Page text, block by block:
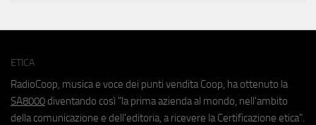
ETICA
RadioCoop, musica e voce dei punti vendita Coop, ha ottenuto la
SA8000 diventando così "la prima azienda al mondo, nell'ambito
della comunicazione e dell'editoria, a ricevere la Certificazione etica".